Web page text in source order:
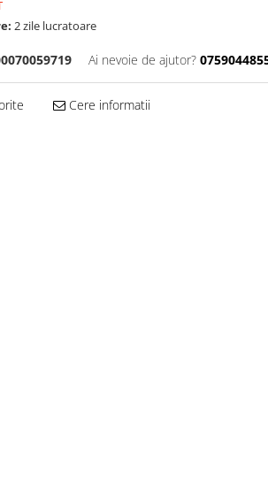
2 zile lucratoare
Ai nevoie de ajutor?
Cere informatii